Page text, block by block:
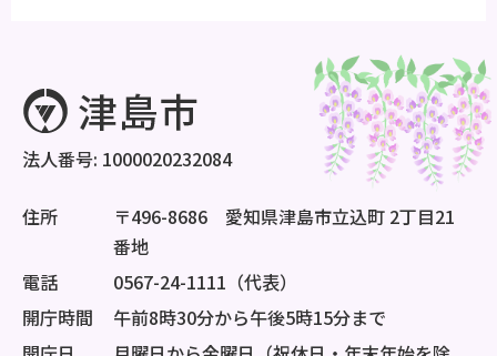
法人番号: 1000020232084
住所
〒496-8686 愛知県津島市立込町 2丁目21
番地
電話
0567-24-1111（代表）
開庁時間
午前8時30分から午後5時15分まで